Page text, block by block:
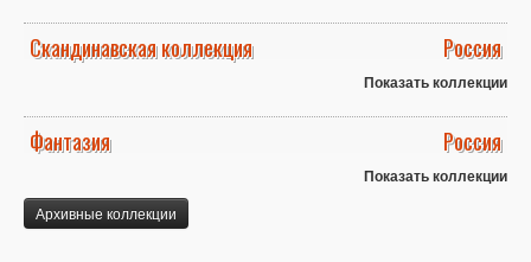
Скандинавская коллекция Россия
Показать коллекции
Фантазия Россия
Показать коллекции
Архивные коллекции